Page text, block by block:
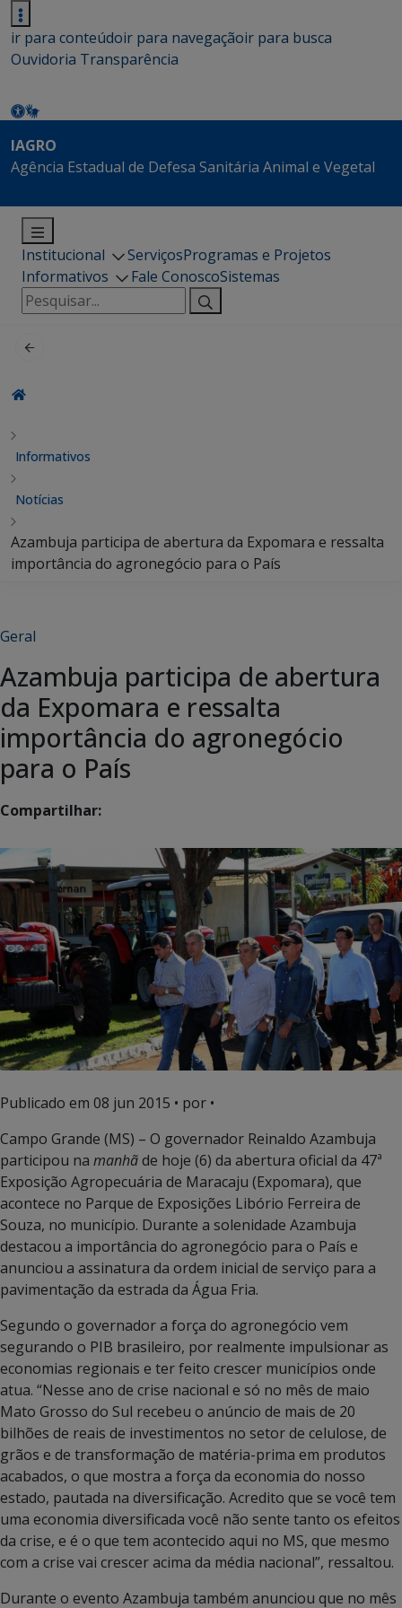
ir para conteúdoir para navegaçãoir para busca
Ouvidoria Transparência
IAGRO
Agência Estadual de Defesa Sanitária Animal e Vegetal
Institucional ServiçosProgramas e Projetos
Informativos
Fale ConoscoSistemas
Pesquisar
por:
Informativos
Notícias
Azambuja participa de abertura da Expomara e ressalta
importância do agronegócio para o País
Geral
Azambuja participa de abertura
da Expomara e ressalta
importância do agronegócio
para o País
Compartilhar:
Publicado em 08 jun 2015 • por •
Campo Grande (MS) – O governador Reinaldo Azambuja
participou na manhãde hoje (6) da abertura oficial da 47ª
Exposição Agropecuária de Maracaju (Expomara), que
acontece no Parque de Exposições Libório Ferreira de
Souza, no município. Durante a solenidade Azambuja
destacou a importância do agronegócio para o País e
anunciou a assinatura da ordem inicial de serviço para a
pavimentação da estrada da Água Fria.
Segundo o governador a força do agronegócio vem
segurando o PIB brasileiro, por realmente impulsionar as
economias regionais e ter feito crescer municípios onde
atua. “Nesse ano de crise nacional e só no mês de maio
Mato Grosso do Sul recebeu o anúncio de mais de 20
bilhões de reais de investimentos no setor de celulose, de
grãos e de transformação de matéria-prima em produtos
acabados, o que mostra a força da economia do nosso
estado, pautada na diversificação. Acredito que se você tem
uma economia diversificada você não sente tanto os efeitos
da crise, e é o que tem acontecido aqui no MS, que mesmo
com a crise vai crescer acima da média nacional”, ressaltou.
Durante o evento Azambuja também anunciou que no mês